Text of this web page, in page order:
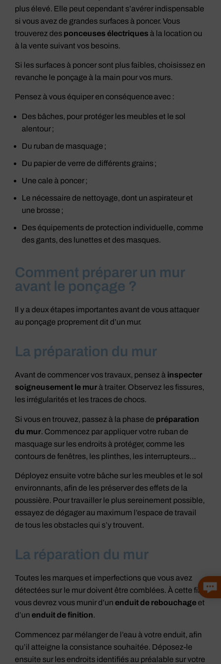
plus élevé. Elle peut cependant s’avérer indispensable
si vous avez de grandes surfaces à poncer. Vous
trouverez des ponceuses électriques à la location ou
à la vente suivant vos besoins.
Si les surfaces à poncer sont plus faibles, choisissez en
revanche le ponçage à la main pour vos murs.
Pensez à vous équiper en conséquence avec :
Des bâches, pour protéger les meubles et le sol
alentour ;
Du ruban de masquage ;
Du papier de verre de différents grains ;
Une cale à poncer ;
Le nécessaire de nettoyage, dont un aspirateur et
une brosse ;
Des équipements de protection individuelle, comme
des gants, des lunettes et des masques.
Comment préparer un mur
avant le ponçage ?
Il y a deux étapes importantes avant de vous attaquer
au ponçage proprement dit d’un mur.
La préparation du mur
Avant de commencer vos travaux, pensez à inspecter
soigneusement le murà traiter. Observez les fissures,
les irrégularités et les traces de chocs.
Si vous en trouvez, passez à la phase de préparation
du mur. Commencez par appliquer votre ruban de
masquage sur les endroits à protéger, comme les
contours de fenêtres, les plinthes, les interrupteurs…
Déployez ensuite votre bâche sur les meubles et le sol
environnants, afin de les préserver des effets de la
poussière. Pour travailler le plus sereinement possible,
essayez de dégager au maximum l’espace de travail
de tous les obstacles qui s’y trouvent.
La réparation du mur
Toutes les marques et imperfections que vous avez
détectées sur le mur doivent être comblées. À cette fin,
vous devrez vous munir d’un enduit de rebouchageet
d’un enduit de finition.
Commencez par mélanger de l’eau à votre enduit, afin
qu’il atteigne la consistance souhaitée. Déposez-le
ensuite sur les endroits identifiés au préalable sur votre